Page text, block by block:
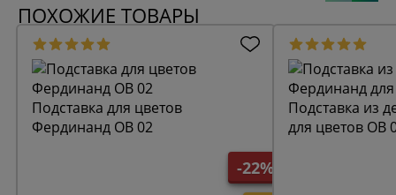
ПОХОЖИЕ ТОВАРЫ
-22%
Подставка для цветов
Фердинанд ОВ 02
Подставка из дерева
для цветов ОВ